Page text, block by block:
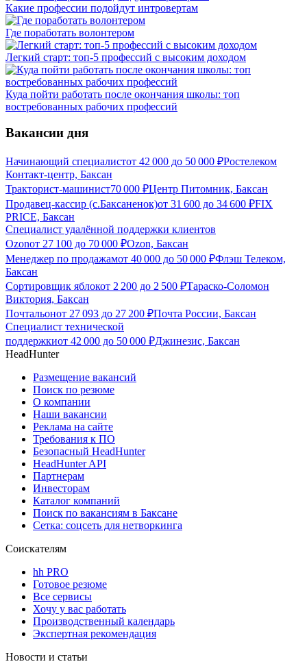
Какие профессии подойдут интровертам
Где поработать волонтером
Легкий старт: топ-5 профессий с высоким доходом
Куда пойти работать после окончания школы: топ
востребованных рабочих профессий
Вакансии дня
Начинающий специалистот 42 000 до 50 000 ₽Ростелеком
Контакт-центр, Баксан
Тракторист-машинист70 000 ₽Центр Питомник, Баксан
Продавец-кассир (с.Баксаненок)от 31 600 до 34 600 ₽FIX
PRICE, Баксан
Специалист удалённой поддержки клиентов
Ozonот 27 100 до 70 000 ₽Ozon, Баксан
Менеджер по продажамот 40 000 до 50 000 ₽Флэш Телеком,
Баксан
Сортировщик яблокот 2 200 до 2 500 ₽Тараско-Соломон
Виктория, Баксан
Почтальонот 27 093 до 27 200 ₽Почта России, Баксан
Специалист технической
поддержкиот 42 000 до 50 000 ₽Джинезис, Баксан
HeadHunter
Размещение вакансий
Поиск по резюме
О компании
Наши вакансии
Реклама на сайте
Требования к ПО
Безопасный HeadHunter
HeadHunter API
Партнерам
Инвесторам
Каталог компаний
Поиск по вакансиям в Баксане
Сетка: соцсеть для нетворкинга
Соискателям
hh PRO
Готовое резюме
Все сервисы
Хочу у вас работать
Производственный календарь
Экспертная рекомендация
Новости и статьи